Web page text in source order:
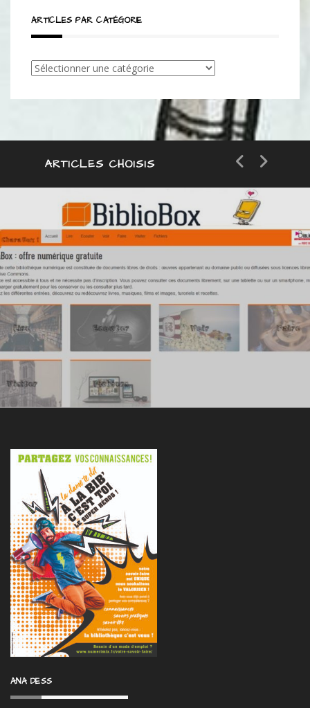
ARTICLES PAR CATÉGORIE
Articles
ARTICLES CHOISIS
ANA DESS